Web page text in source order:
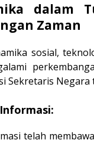
dalam
Zaman
sosial,
Sekretaris
telah